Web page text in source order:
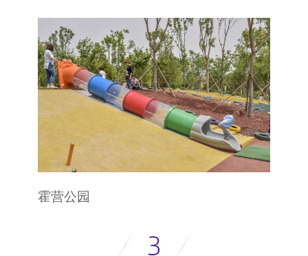
霍营公园